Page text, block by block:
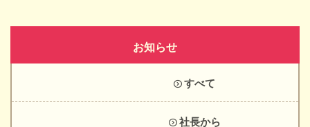
お知らせ
すべて
社長から